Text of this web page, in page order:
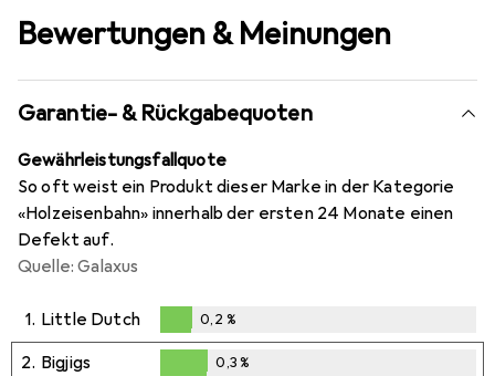
Bewertungen & Meinungen
Garantie- & Rückgabequoten
Gewährleistungsfallquote
So oft weist ein Produkt dieser Marke in der Kategorie
«Holzeisenbahn» innerhalb der ersten 24 Monate einen
Defekt auf.
Quelle: Galaxus
1. Little Dutch
0,2%
0,2 %
2. Bigjigs 0,3%